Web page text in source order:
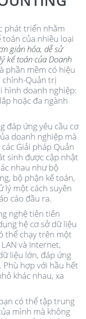
phát triển nhằm
toán của nhiều loại
giản hóa, dễ sử
kế toán của Doanh
phần mềm có hiệu
chính-Quản trị
hình doanh nghiệp:
hoặc đa ngành
đáp ứng yêu cầu cơ
doanh nghiệp mà
Giải pháp Quản
sinh được cập nhật
nhau như bộ
bộ phận kế toán,
lý một cách suyên
cáo đầu ra.
nghệ tiên tiến
hệ cơ sở dữ liệu
thể chạy trên một
và Internet,
liệu lớn, đáp ứng
hợp với hầu hết
khác nhau, xa
có thể tập trung
mình mà không